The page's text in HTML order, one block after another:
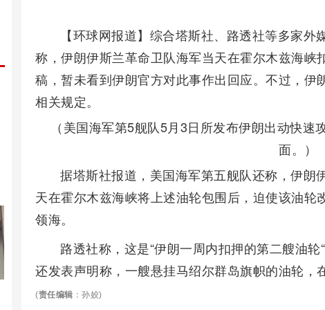
【环球网报道】综合塔斯社、路透社等多家
称，伊朗伊斯兰革命卫队海军当天在霍尔木兹海
稿，暂未看到伊朗官方对此事作出回应。不过，
相关规定。
（美国海军第5舰队5月3日所发布伊朗出动快
面。）
据塔斯社报道，美国海军第五舰队还称，伊朗
天在霍尔木兹海峡将上述油轮包围后，迫使该油
领海。
路透社称，这是“伊朗一周内扣押的第二艘油
还发表声明称，一艘悬挂马绍尔群岛旗帜的油轮
(责任编辑 ：孙姣)